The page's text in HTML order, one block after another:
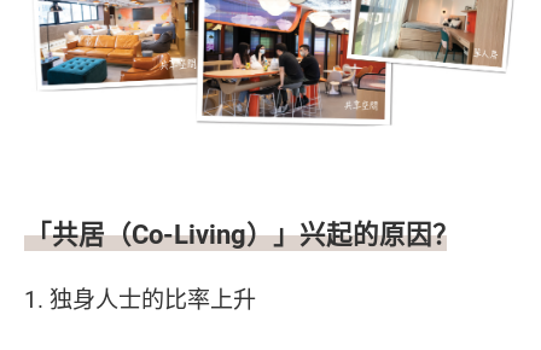
「共居（Co-Living）」兴起的原因？
1. 独身人士的比率上升